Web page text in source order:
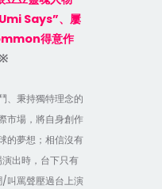
Says”、屢
得意作
、秉持獨特理念的
市場，將自身創作
的夢想；相信沒有
出時，台下只有
/叫罵聲壓過台上演